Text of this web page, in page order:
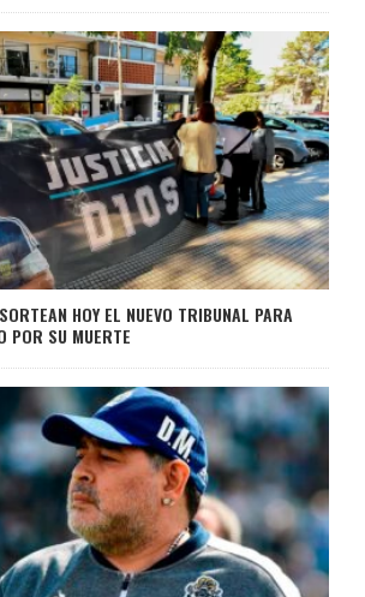
HOY EL NUEVO TRIBUNAL PARA
POR SU MUERTE